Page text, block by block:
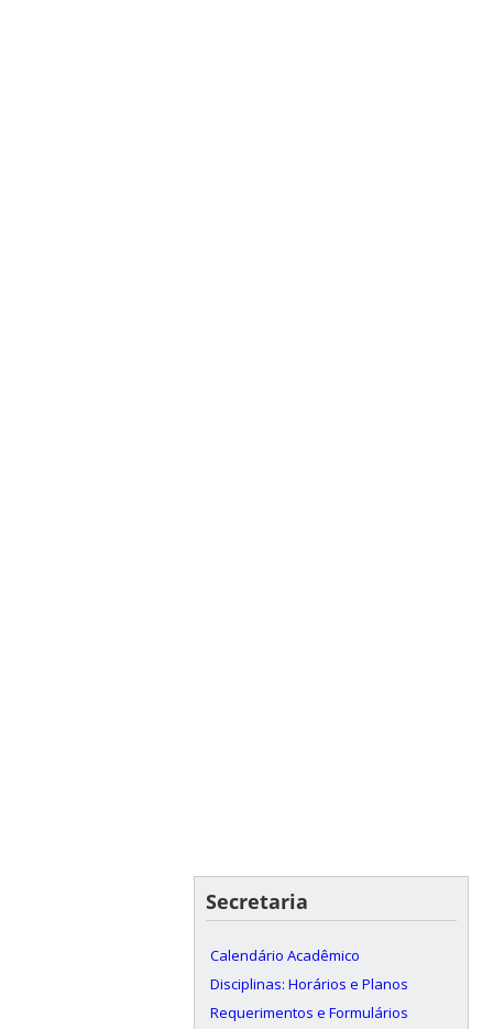
Secretaria
Calendário Acadêmico
Disciplinas: Horários e Planos
Requerimentos e Formulários